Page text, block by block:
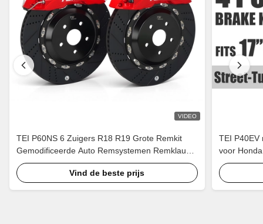
VIDEO
TEI P60NS 6 Zuigers R18 R19 Grote Remkit
Gemodificeerde Auto Remsystemen Remklauw
Onderdelen voor Lexus IS250 IS300 XE20 XE30
2005-2022
Vind de beste prijs
TEI P40EV
voor
CR4/5/6/